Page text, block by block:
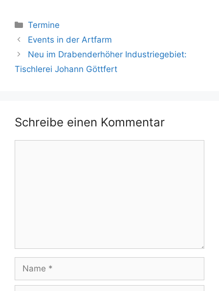
Kategorien
Termine
Events in der Artfarm
Neu im Drabenderhöher Industriegebiet:
Tischlerei Johann Göttfert
Schreibe einen Kommentar
Name